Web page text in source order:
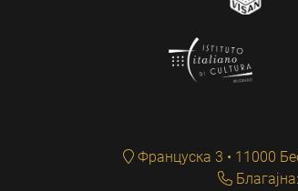
Француска 3 • 11000